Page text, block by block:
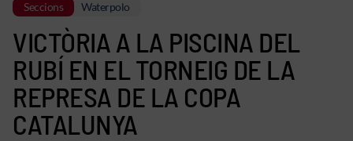
Seccions Waterpolo
VICTÒRIA A LA PISCINA DEL
RUBÍ EN EL TORNEIG DE LA
REPRESA DE LA COPA
CATALUNYA